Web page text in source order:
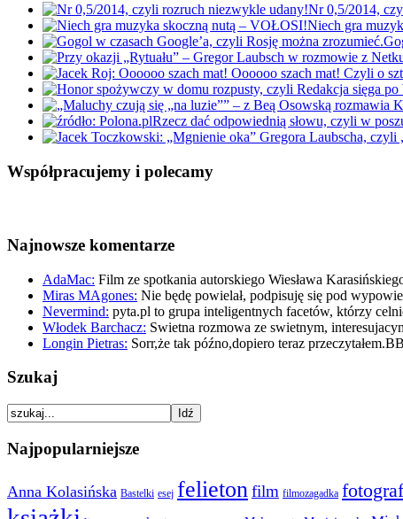
Nr 0,5/2014,
Niech gra
Rzecz dać odpowiednią słowu, czyli w
Współpracujemy i polecamy
Najnowsze komentarze
AdaMac: Film ze spotkania autorskiego Wiesława
Miras MAgones: Nie będę powielał, podpisuję się pod
Nevermind: pyta.pl to grupa inteligentnych facetów, którzy
Włodek Barchacz: Swietna rozmowa ze swietnym,
Longin Pietras: Sorr,że tak późno,dopiero teraz
Szukaj
Najpopularniejsze
Anna Kolasińska Bastelki esej felieton film filmozagadka